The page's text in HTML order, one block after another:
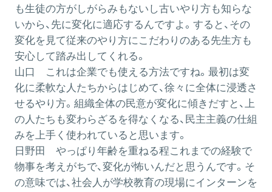
も生徒の方がしがらみもないし古いやり方も知らな
いから、先に変化に適応するんですよ。すると、その
変化を見て従来のやり方にこだわりのある先生方も
安心して踏み出してくれる。
山口
これは企業でも使える方法ですね。最初は変
化に柔軟な人たちからはじめて、徐々に全体に浸透さ
せるやり方。組織全体の民意が変化に傾きだすと、上
の人たちも変わらざるを得なくなる、民主主義の仕組
みを上手く使われていると思います。
日野田 やっぱり年齢を重ねる程これまでの経験で
物事を考えがちで、変化が怖いんだと思うんです。そ
の意味では、社会人が学校教育の現場にインターンを